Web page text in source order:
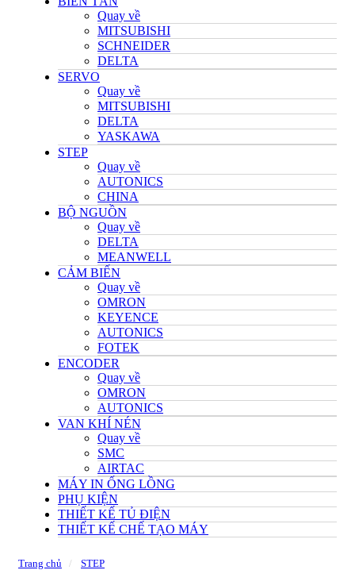
Quay về
MITSUBISHI
SCHNEIDER
DELTA
SERVO
Quay về
MITSUBISHI
DELTA
YASKAWA
STEP
Quay về
AUTONICS
CHINA
BỘ NGUỒN
Quay về
DELTA
MEANWELL
CẢM BIẾN
Quay về
OMRON
KEYENCE
AUTONICS
FOTEK
ENCODER
Quay về
OMRON
AUTONICS
VAN KHÍ NÉN
Quay về
SMC
AIRTAC
MÁY IN ỐNG LỒNG
PHỤ KIỆN
THIẾT KẾ TỦ ĐIỆN
THIẾT KẾ CHẾ TẠO MÁY
Trang chủ STEP